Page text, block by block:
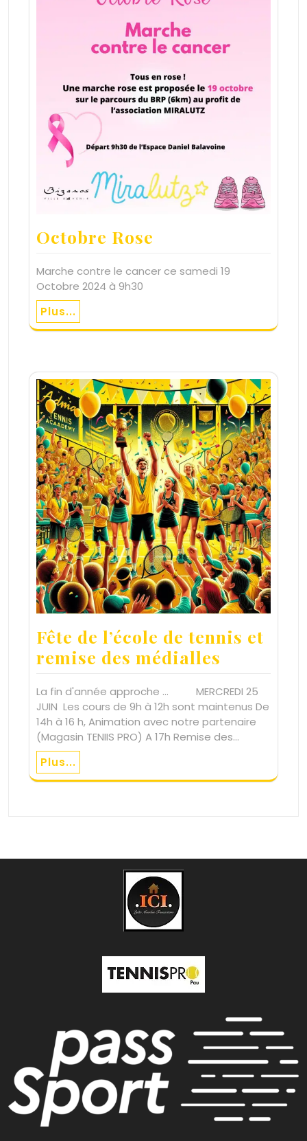
Octobre Rose
Marche contre le cancer ce samedi 19
Octobre 2024 à 9h30
Plus...
Fête de l’école de tennis et
remise des médialles
La fin d'année approche ... MERCREDI 25
JUIN Les cours de 9h à 12h sont maintenus De
14h à 16 h, Animation avec notre partenaire
(Magasin TENIIS PRO) A 17h Remise des…
Plus...